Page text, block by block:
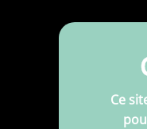
Ce